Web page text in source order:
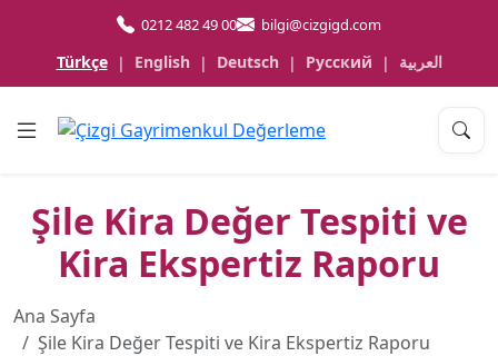
0212 482 49 00 bilgi@cizgigd.com
Türkçe | English | Deutsch | Русский | العربية
Şile Kira Değer Tespiti ve
Kira Ekspertiz Raporu
Ana Sayfa
Şile Kira Değer Tespiti ve Kira Ekspertiz Raporu